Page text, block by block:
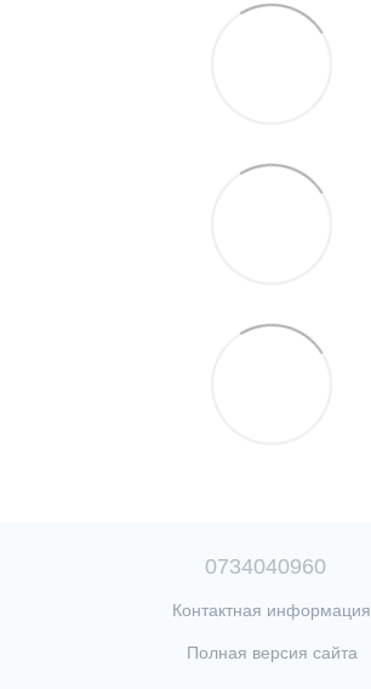
0734040960
Контактная информация
Полная версия сайта